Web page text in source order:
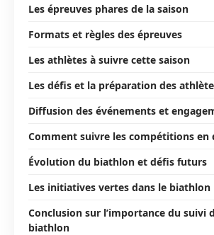
Les épreuves phares de la saison
Formats et règles des épreuves
Les athlètes à suivre cette saison
Les défis et la préparation des
Diffusion des événements et
Comment suivre les compétitions en
Évolution du biathlon et défis futurs
Les initiatives vertes dans le biathlon
Conclusion sur l’importance du suivi
biathlon